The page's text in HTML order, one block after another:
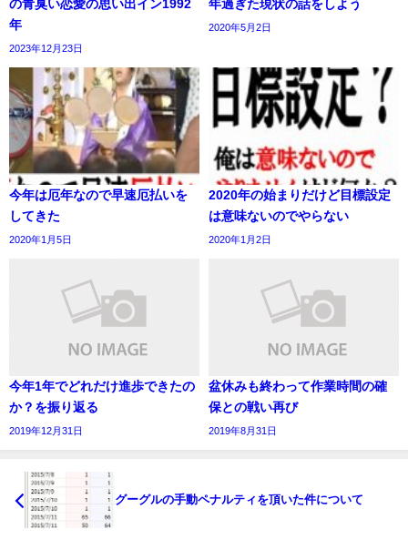
の青臭い恋愛の思い出イン1992
年
2023年12月23日
年過ぎた現状の話をしよう
2020年5月2日
今年は厄年なので早速厄払いを
してきた
2020年1月5日
2020年の始まりだけど目標設定
は意味ないのでやらない
2020年1月2日
今年1年でどれだけ進歩できたの
か？を振り返る
2019年12月31日
盆休みも終わって作業時間の確
保との戦い再び
2019年8月31日
グーグルの手動ペナルティを頂いた件について